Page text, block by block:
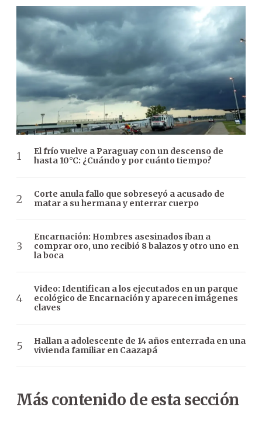
El frío vuelve a Paraguay con un descenso de
hasta 10°C: ¿Cuándo y por cuánto tiempo?
Corte anula fallo que sobreseyó a acusado de
matar a su hermana y enterrar cuerpo
Encarnación: Hombres asesinados iban a
comprar oro, uno recibió 8 balazos y otro uno en
la boca
Video: Identifican a los ejecutados en un parque
ecológico de Encarnación y aparecen imágenes
claves
Hallan a adolescente de 14 años enterrada en una
vivienda familiar en Caazapá
Más contenido de esta sección